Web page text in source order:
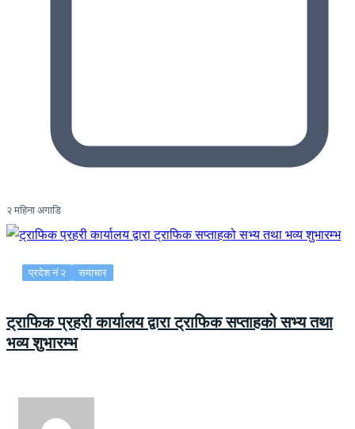
२ महिना अगाडि
प्रदेश नं २ समाचार
ट्राफिक प्रहरी कार्यालय द्वारा ट्राफिक सप्ताहको सभ्य तथा
भव्य शुभारम्भ